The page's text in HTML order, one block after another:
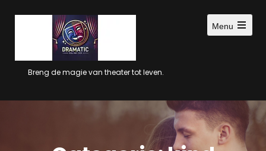
Breng de magie van theater tot leven.
Menu
Open